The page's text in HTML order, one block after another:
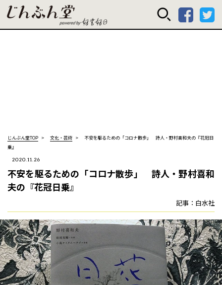
じんぶん堂
じんぶん堂TOP 文化・芸術
不安を駆るための「コロナ散歩」 詩人・野村喜和夫の『花冠日
乗』
2020.11.26
不安を駆るための「コロナ散歩」 詩人・野村喜和
夫の『花冠日乗』
記事：白水社